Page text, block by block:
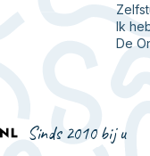
Ik
De
Sinds 2010 bij u